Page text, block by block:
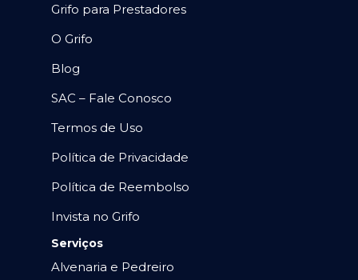
Grifo para Prestadores
O Grifo
Blog
SAC – Fale Conosco
Termos de Uso
Política de Privacidade
Política de Reembolso
Invista no Grifo
Serviços
Alvenaria e Pedreiro